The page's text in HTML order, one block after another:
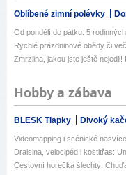
Oblíbené zimní polévky
Od pondělí do pátku: 5
Rychlé prázdninové obědy či
Zmrzlina, jakou jste ještě nejedli!
Hobby a zábava
BLESK Tlapky Divoký
Videomapping i scénické
Draisina, velocipéd i kostitřas:
Cestovní horečka šlechty: